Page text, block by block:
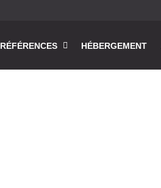
RÉFÉRENCES HÉBERGEMENT